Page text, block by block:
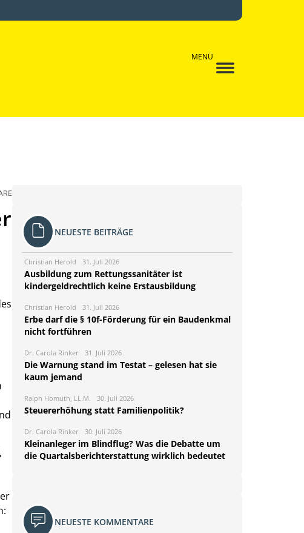
MENÜ
NEUESTE BEITRÄGE
Christian Herold 31. Juli 2026
Ausbildung zum Rettungssanitäter ist
kindergeldrechtlich keine Erstausbildung
Christian Herold 31. Juli 2026
Erbe darf die § 10f-Förderung für ein Baudenkmal
nicht fortführen
Dr. Carola Rinker 31. Juli 2026
Die Warnung stand im Testat – gelesen hat sie
kaum jemand
Ralph Homuth, LL.M. 30. Juli 2026
Steuererhöhung statt Familienpolitik?
Dr. Carola Rinker 30. Juli 2026
Kleinanleger im Blindflug? Was die Debatte um
die Quartalsberichterstattung wirklich bedeutet
NEUESTE KOMMENTARE